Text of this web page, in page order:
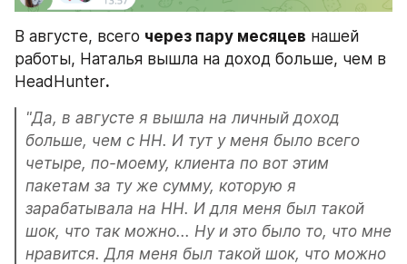
В августе, всего через пару месяцев нашей
работы, Наталья вышла на доход больше, чем в
HeadHunter.
"Да, в августе я вышла на личный доход
больше, чем с HH. И тут у меня было всего
четыре, по-моему, клиента по вот этим
пакетам за ту же сумму, которую я
зарабатывала на HH. И для меня был такой
шок, что так можно... Ну и это было то, что мне
нравится. Для меня был такой шок, что можно